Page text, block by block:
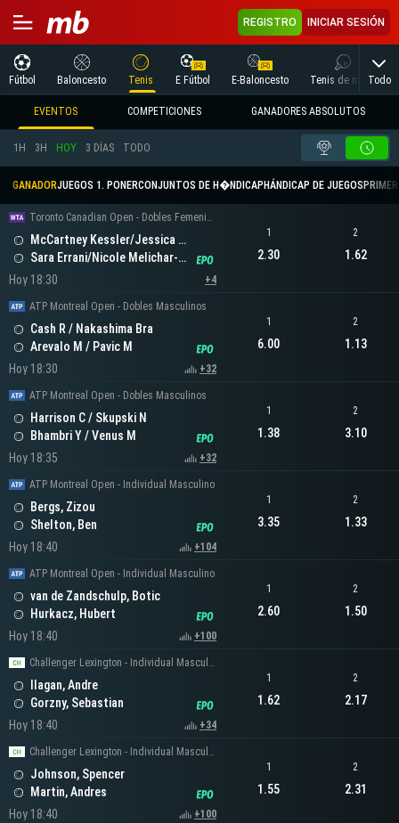
REGISTRO INICIAR SESIÓN
Fútbol Baloncesto Tenis E Fútbol E-Baloncesto Tenis de mesaTodo
EVENTOS COMPETICIONES GANADORES ABSOLUTOS
1H 3H HOY 3 DÍAS TODO
GANADORJUEGOS 1. PONERCONJUNTOS DE H�NDICAP HÁNDICAP DE JUEGOS
Toronto Canadian Open - Dobles Femeninos
McCartney Kessler/Jessica Pegula
Sara Errani/Nicole Melichar-Martinez
Hoy 18:30
+4
1
2.30
2
1.62
ATP Montreal Open - Dobles Masculinos
Cash R / Nakashima Bra
Arevalo M / Pavic M
Hoy 18:30
+32
1
6.00
2
1.13
ATP Montreal Open - Dobles Masculinos
Harrison C / Skupski N
Bhambri Y / Venus M
Hoy 18:35
+32
1
1.38
2
3.10
ATP Montreal Open - Individual Masculino
Bergs, Zizou
Shelton, Ben
Hoy 18:40
+104
1
3.35
2
1.33
ATP Montreal Open - Individual Masculino
van de Zandschulp, Botic
Hurkacz, Hubert
Hoy 18:40
+100
1
2.60
2
1.50
Challenger Lexington - Individual Masculino
Ilagan, Andre
Gorzny, Sebastian
Hoy 18:40
+34
1
1.62
2
2.17
Challenger Lexington - Individual Masculino
Johnson, Spencer
Martin, Andres
Hoy 18:40
+100
1
1.55
2
2.31